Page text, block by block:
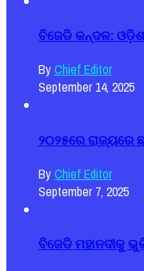
ବିଜେଡି କନ୍ଦଳ:
ByChief Editor
September 14, 2025
୨୦୨୫ରେ ରାଜ୍ୟରେ
ByChief Editor
September 7, 2025
ବିଜେଡି ମହାନଦୀକୁ